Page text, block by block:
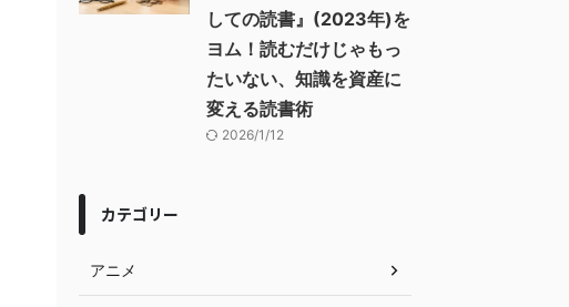
しての読書』(2023年)を
ヨム！読むだけじゃもっ
たいない、知識を資産に
変える読書術
2026/1/12
カテゴリー
アニメ